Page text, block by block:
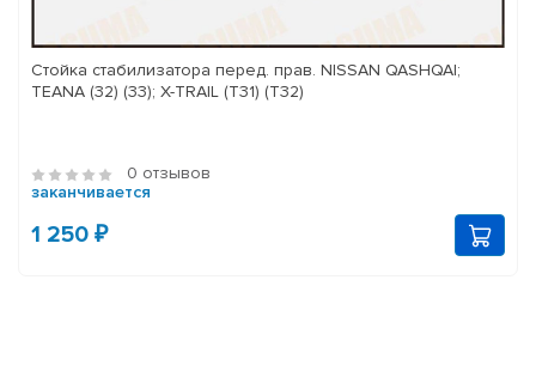
Стойка стабилизатора перед. прав. NISSAN QASHQAI;
TEANA (32) (33); X-TRAIL (T31) (T32)
0 отзывов
заканчивается
1 250 ₽